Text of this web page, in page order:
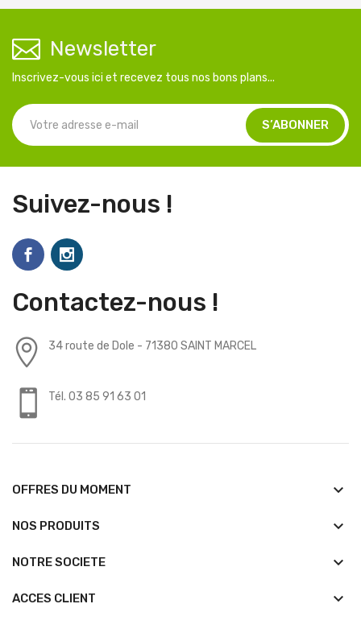
Newsletter
Inscrivez-vous ici et recevez tous nos bons plans...
Suivez-nous !
Contactez-nous !
34 route de Dole - 71380 SAINT MARCEL
Tél. 03 85 91 63 01
OFFRES DU MOMENT keyboard_arrow_down
NOS PRODUITS keyboard_arrow_down
NOTRE SOCIETE keyboard_arrow_down
ACCES CLIENT keyboard_arrow_down